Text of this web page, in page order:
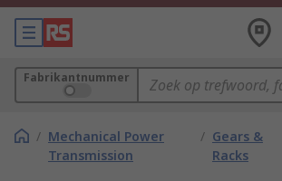
Fabrikantnummer
/ Mechanical Power
Transmission
/ Gears &
Racks